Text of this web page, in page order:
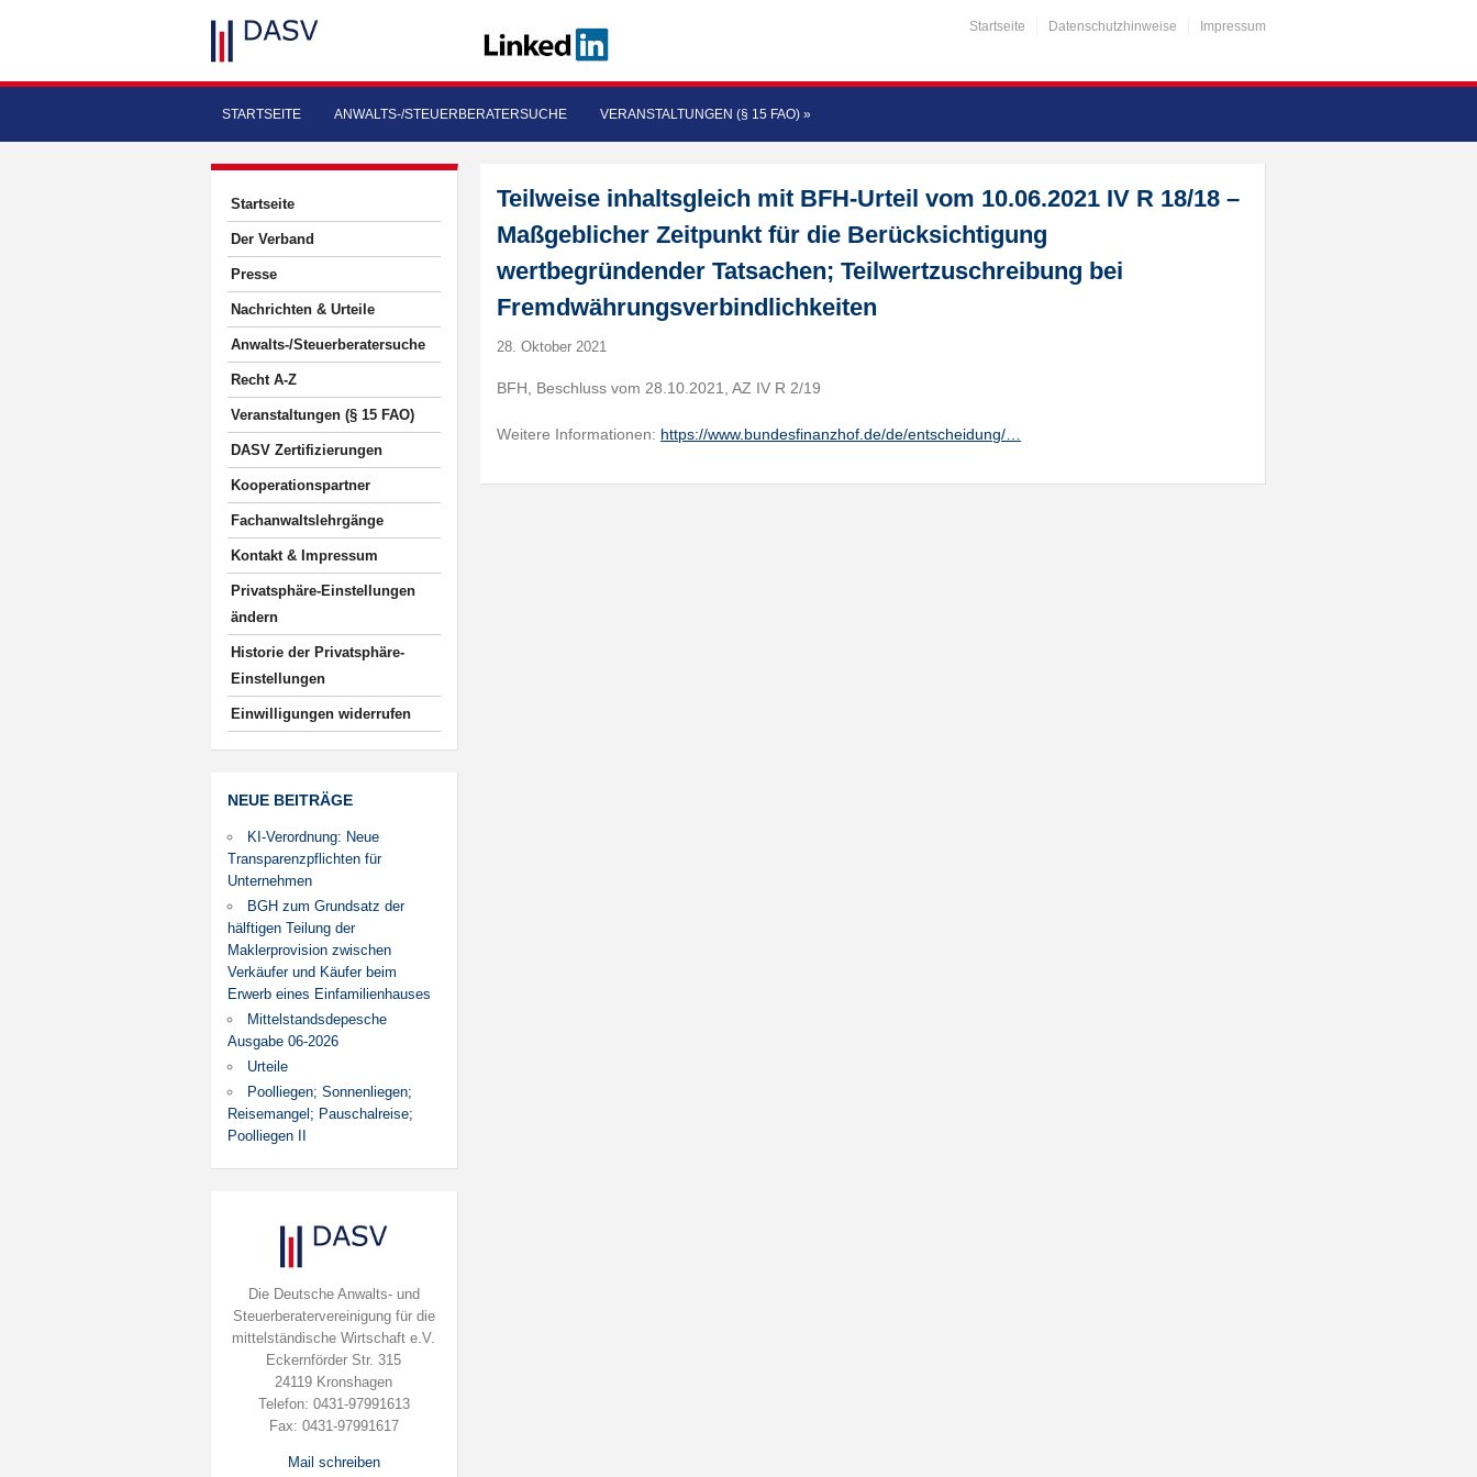
Startseite Datenschutzhinweise Impressum
STARTSEITE ANWALTS-/STEUERBERATERSUCHE VERANSTALTUNGEN (§ 15 FAO) »
Startseite
Der Verband
Presse
Nachrichten & Urteile
Anwalts-/Steuerberatersuche
Recht A-Z
Veranstaltungen (§ 15 FAO)
DASV Zertifizierungen
Kooperationspartner
Fachanwaltslehrgänge
Kontakt & Impressum
Privatsphäre-Einstellungen
ändern
Historie der Privatsphäre-
Einstellungen
Einwilligungen widerrufen
NEUE BEITRÄGE
KI-Verordnung: Neue
Transparenzpflichten für
Unternehmen
BGH zum Grundsatz der
hälftigen Teilung der
Maklerprovision zwischen
Verkäufer und Käufer beim
Erwerb eines Einfamilienhauses
Mittelstandsdepesche
Ausgabe 06-2026
Urteile
Poolliegen; Sonnenliegen;
Reisemangel; Pauschalreise;
Poolliegen II
Die Deutsche Anwalts- und
Steuerberatervereinigung für die
mittelständische Wirtschaft e.V.
Eckernförder Str. 315
24119 Kronshagen
Telefon: 0431-97991613
Fax: 0431-97991617
Mail schreiben
Teilweise inhaltsgleich mit BFH-Urteil vom 10.06.2021 IV R 18/18 –
Maßgeblicher Zeitpunkt für die Berücksichtigung
wertbegründender Tatsachen; Teilwertzuschreibung bei
Fremdwährungsverbindlichkeiten
28. Oktober 2021
BFH, Beschluss vom 28.10.2021, AZ IV R 2/19
Weitere Informationen: https://www.bundesfinanzhof.de/de/entscheidung/…